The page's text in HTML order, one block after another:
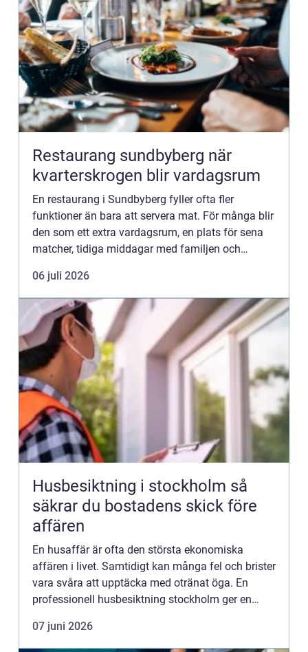
Restaurang sundbyberg när
kvarterskrogen blir vardagsrum
En restaurang i Sundbyberg fyller ofta fler
funktioner än bara att servera mat. För många blir
den som ett extra vardagsrum, en plats för sena
matcher, tidiga middagar med familjen och
kort tid vuxit fra...
06 juli 2026
Husbesiktning i stockholm så
säkrar du bostadens skick före
affären
En husaffär är ofta den största ekonomiska
affären i livet. Samtidigt kan många fel och brister
vara svåra att upptäcka med otränat öga. En
professionell husbesiktning stockholm ger en
risken för obehagliga öv...
07 juni 2026